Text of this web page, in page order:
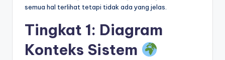
semua hal terlihat tetapi tidak ada yang jelas.
Tingkat 1: Diagram
Konteks Sistem